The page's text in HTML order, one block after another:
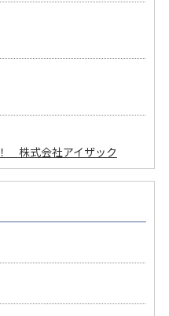
株式会社アイザック